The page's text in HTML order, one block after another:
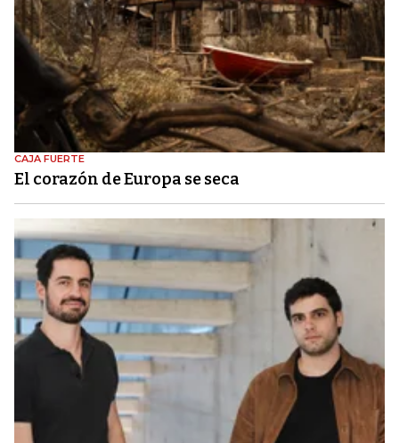
CAJA FUERTE
El corazón de Europa se seca